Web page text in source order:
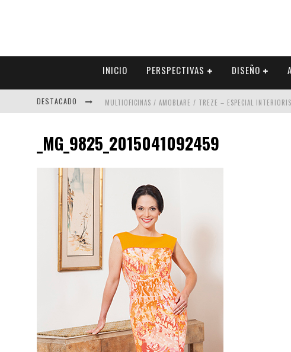
INICIO PERSPECTIVAS DISEÑO
DESTACADO MULTIOFICINAS / AMOBLARE / TREZE – ESPECIAL
COLINEAL – ESPECIAL INTERIORISMO & DECORACIÓN 2026
_MG_9825_2015041092459